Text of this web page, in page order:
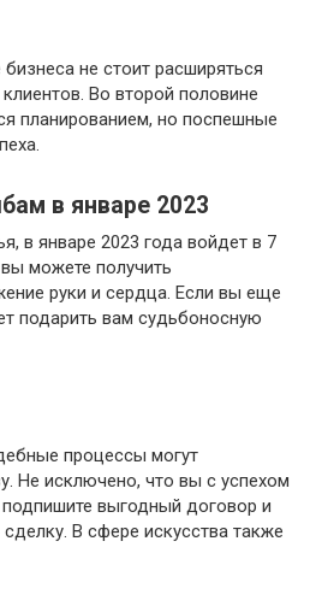
не стоит расширяться
Во второй половине
планированием, но поспешные
в январе 2023
в январе 2023 года войдет в 7
можете получить
руки и сердца. Если вы еще
подарить вам судьбоносную
процессы могут
Не исключено, что вы с успехом
выгодный договор и
В сфере искусства также